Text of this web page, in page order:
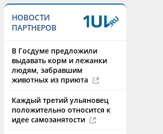
НОВОСТИ
ПАРТНЕРОВ
В Госдуме предложили
выдавать корм и лежанки
людям, забравшим
животных из приюта
Каждый третий ульяновец
положительно относится к
идее самозанятости